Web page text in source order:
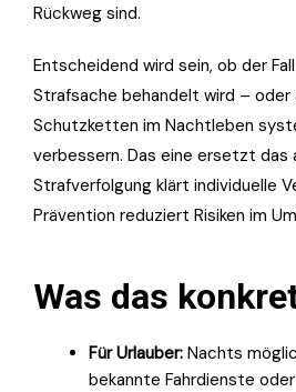
Rückweg sind.
Entscheidend wird sein, ob der
Strafsache behandelt wird – oder
Schutzketten im Nachtleben
verbessern. Das eine ersetzt das
Strafverfolgung klärt individuelle
Prävention reduziert Risiken im
Was das
Für Urlauber: Nachts
bekannte Fahrdienste